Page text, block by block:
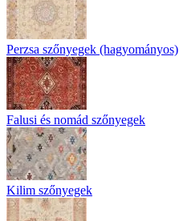
Perzsa szőnyegek (hagyományos)
Falusi és nomád szőnyegek
Kilim szőnyegek